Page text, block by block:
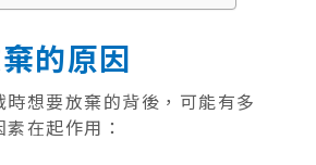
的原因
想要放棄的背後，可能有多
在起作用：